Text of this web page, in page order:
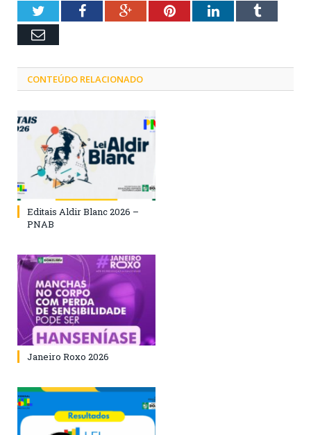
TwitterFacebookGoogle+PinterestLinkedInTumblr
Email
CONTEÚDO RELACIONADO
Editais Aldir Blanc 2026 –
PNAB
Janeiro Roxo 2026